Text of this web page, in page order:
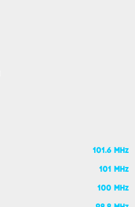
101.6 MHz
101 MHz
100 MHz